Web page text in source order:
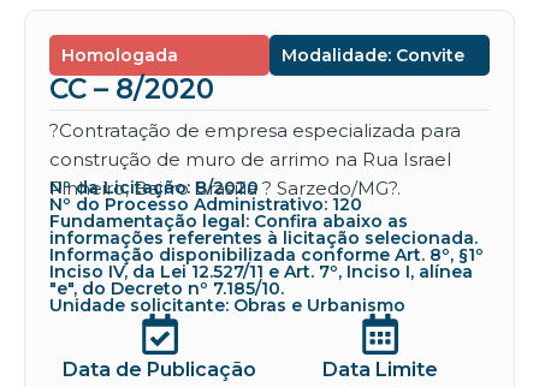
Homologada Modalidade: Convite
CC – 8/2020
?Contratação de empresa especializada para
construção de muro de arrimo na Rua Israel
Pinheiro, Bairro Brasília ? Sarzedo/MG?.
Nº da Licitação: 8/2020
Nº do Processo Administrativo: 120
Fundamentação legal: Confira abaixo as
informações referentes à licitação selecionada.
Informação disponibilizada conforme Art. 8º, §1º
Inciso IV, da Lei 12.527/11 e Art. 7º, Inciso I, alínea
"e", do Decreto nº 7.185/10.
Unidade solicitante: Obras e Urbanismo
Data de Publicação Data Limite